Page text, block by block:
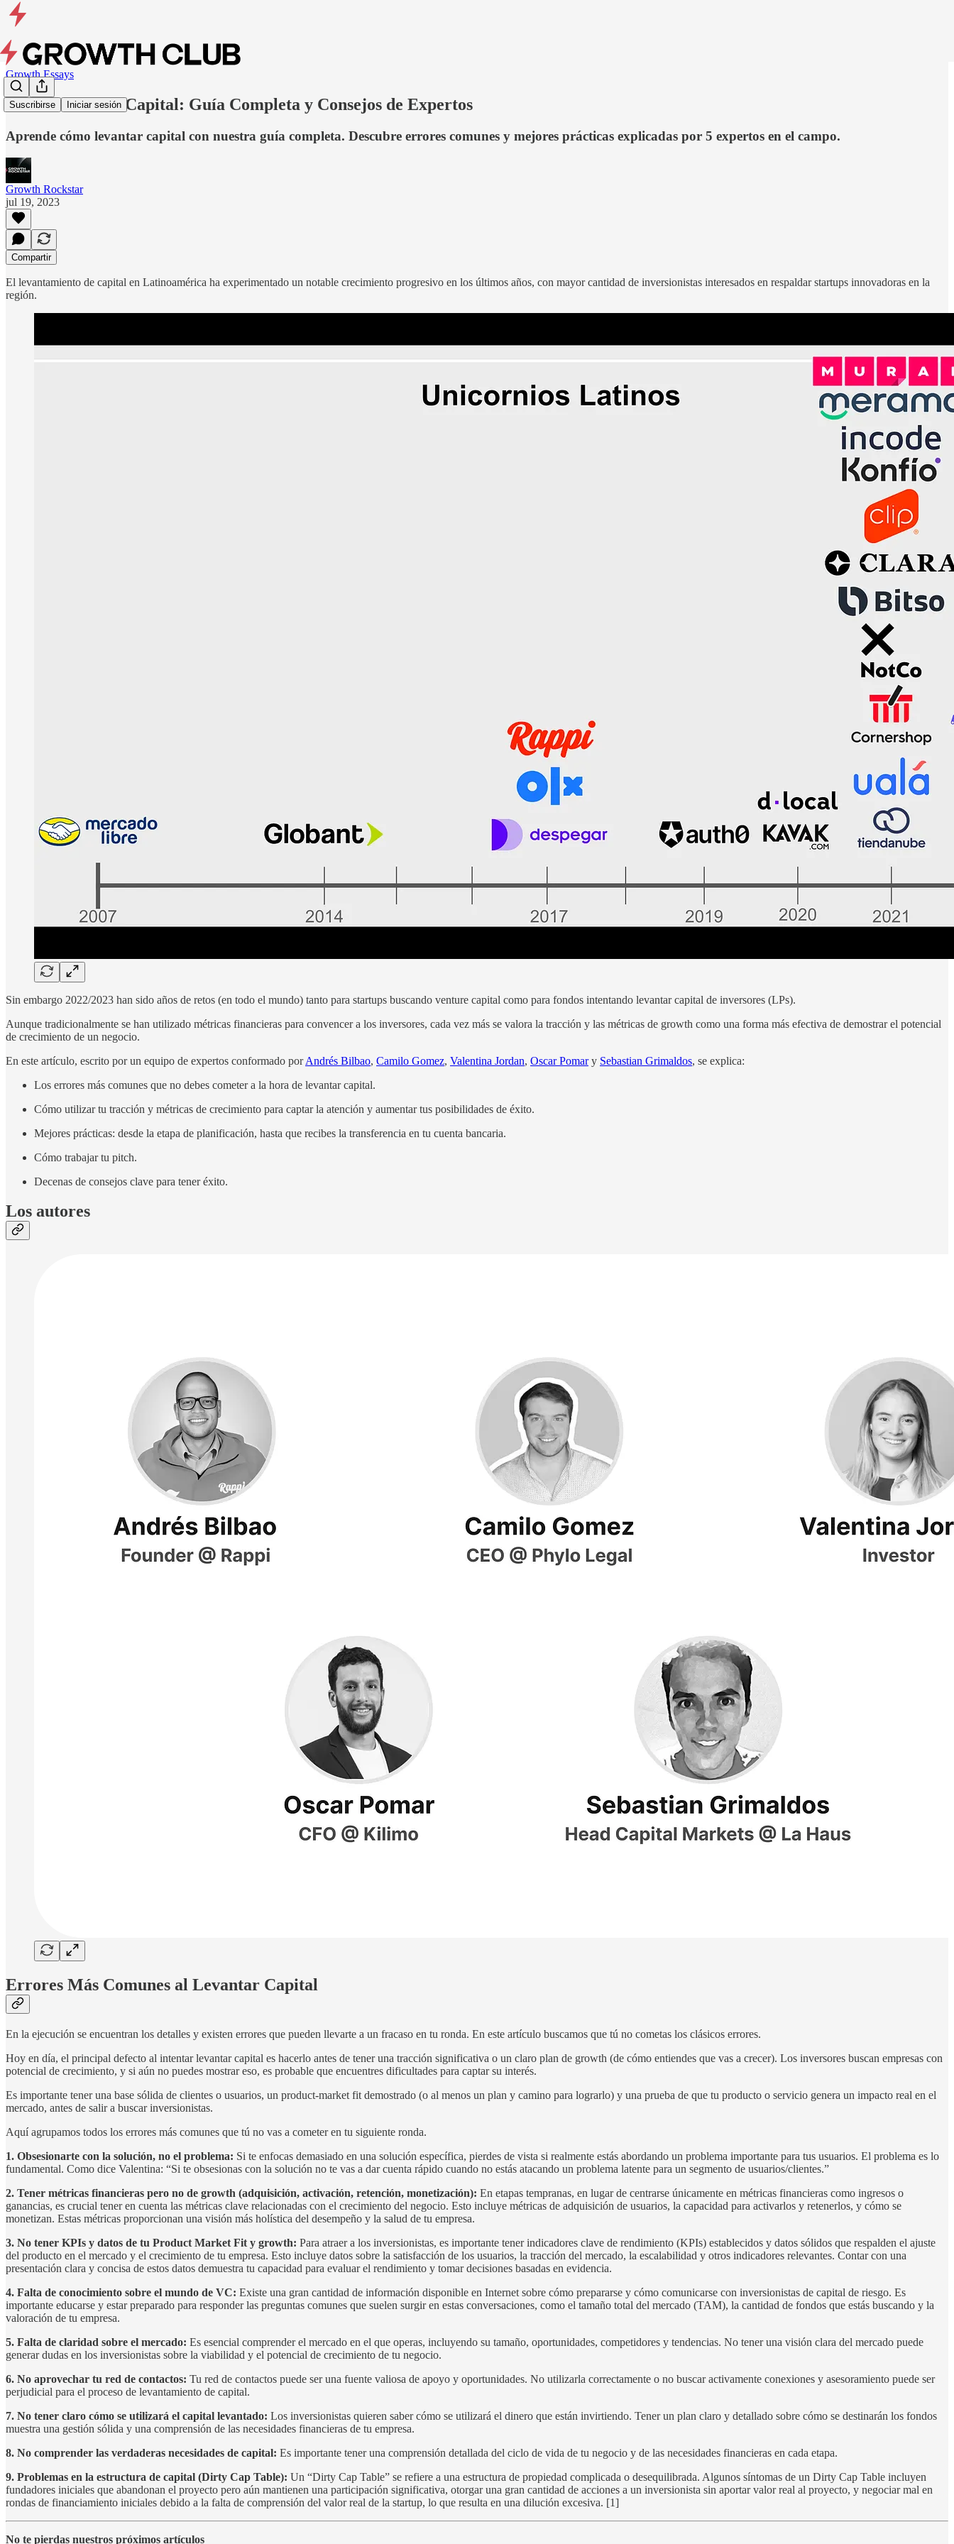
Suscribirse Iniciar sesión
Growth Essays
Cómo Levantar Capital: Guía Completa y Consejos de Expertos
Aprende cómo levantar capital con nuestra guía completa. Descubre errores comunes y mejores prácticas explicadas por 5 expertos en el campo.
Growth Rockstar
jul 19, 2023
Compartir
El levantamiento de capital en Latinoamérica ha experimentado un notable crecimiento progresivo en los últimos años, con mayor cantidad de inversionistas interesados en respaldar startups innovadoras en la
región.
Sin embargo 2022/2023 han sido años de retos (en todo el mundo) tanto para startups buscando venture capital como para fondos intentando levantar capital de inversores (LPs).
Aunque tradicionalmente se han utilizado métricas financieras para convencer a los inversores, cada vez más se valora la tracción y las métricas de growth como una forma más efectiva de demostrar el potencial
de crecimiento de un negocio.
En este artículo, escrito por un equipo de expertos conformado porAndrés Bilbao, Camilo Gomez, Valentina Jordan, Oscar Pomary Sebastian Grimaldos, se explica:
Los errores más comunes que no debes cometer a la hora de levantar capital.
Cómo utilizar tu tracción y métricas de crecimiento para captar la atención y aumentar tus posibilidades de éxito.
Mejores prácticas: desde la etapa de planificación, hasta que recibes la transferencia en tu cuenta bancaria.
Cómo trabajar tu pitch.
Decenas de consejos clave para tener éxito.
Los autores
Errores Más Comunes al Levantar Capital
En la ejecución se encuentran los detalles y existen errores que pueden llevarte a un fracaso en tu ronda. En este artículo buscamos que tú no cometas los clásicos errores.
Hoy en día, el principal defecto al intentar levantar capital es hacerlo antes de tener una tracción significativa o un claro plan de growth (de cómo entiendes que vas a crecer). Los inversores buscan empresas con
potencial de crecimiento, y si aún no puedes mostrar eso, es probable que encuentres dificultades para captar su interés.
Es importante tener una base sólida de clientes o usuarios, un product-market fit demostrado (o al menos un plan y camino para lograrlo) y una prueba de que tu producto o servicio genera un impacto real en el
mercado, antes de salir a buscar inversionistas.
Aquí agrupamos todos los errores más comunes que tú no vas a cometer en tu siguiente ronda.
1. Obsesionarte con la solución, no el problema: Si te enfocas demasiado en una solución específica, pierdes de vista si realmente estás abordando un problema importante para tus usuarios. El problema es lo
fundamental. Como dice Valentina: “Si te obsesionas con la solución no te vas a dar cuenta rápido cuando no estás atacando un problema latente para un segmento de usuarios/clientes.”
2. Tener métricas financieras pero no de growth (adquisición, activación, retención, monetización): En etapas tempranas, en lugar de centrarse únicamente en métricas financieras como ingresos o
ganancias, es crucial tener en cuenta las métricas clave relacionadas con el crecimiento del negocio. Esto incluye métricas de adquisición de usuarios, la capacidad para activarlos y retenerlos, y cómo se
monetizan. Estas métricas proporcionan una visión más holística del desempeño y la salud de tu empresa.
3. No tener KPIs y datos de tu Product Market Fit y growth: Para atraer a los inversionistas, es importante tener indicadores clave de rendimiento (KPIs) establecidos y datos sólidos que respalden el ajuste
del producto en el mercado y el crecimiento de tu empresa. Esto incluye datos sobre la satisfacción de los usuarios, la tracción del mercado, la escalabilidad y otros indicadores relevantes. Contar con una
presentación clara y concisa de estos datos demuestra tu capacidad para evaluar el rendimiento y tomar decisiones basadas en evidencia.
4. Falta de conocimiento sobre el mundo de VC: Existe una gran cantidad de información disponible en Internet sobre cómo prepararse y cómo comunicarse con inversionistas de capital de riesgo. Es
importante educarse y estar preparado para responder las preguntas comunes que suelen surgir en estas conversaciones, como el tamaño total del mercado (TAM), la cantidad de fondos que estás buscando y la
valoración de tu empresa.
5. Falta de claridad sobre el mercado: Es esencial comprender el mercado en el que operas, incluyendo su tamaño, oportunidades, competidores y tendencias. No tener una visión clara del mercado puede
generar dudas en los inversionistas sobre la viabilidad y el potencial de crecimiento de tu negocio.
6. No aprovechar tu red de contactos: Tu red de contactos puede ser una fuente valiosa de apoyo y oportunidades. No utilizarla correctamente o no buscar activamente conexiones y asesoramiento puede ser
perjudicial para el proceso de levantamiento de capital.
7. No tener claro cómo se utilizará el capital levantado: Los inversionistas quieren saber cómo se utilizará el dinero que están invirtiendo. Tener un plan claro y detallado sobre cómo se destinarán los fondos
muestra una gestión sólida y una comprensión de las necesidades financieras de tu empresa.
8. No comprender las verdaderas necesidades de capital: Es importante tener una comprensión detallada del ciclo de vida de tu negocio y de las necesidades financieras en cada etapa.
9. Problemas en la estructura de capital (Dirty Cap Table): Un “Dirty Cap Table” se refiere a una estructura de propiedad complicada o desequilibrada. Algunos síntomas de un Dirty Cap Table incluyen
fundadores iniciales que abandonan el proyecto pero aún mantienen una participación significativa, otorgar una gran cantidad de acciones a un inversionista sin aportar valor real al proyecto, y negociar mal en
rondas de financiamiento iniciales debido a la falta de comprensión del valor real de la startup, lo que resulta en una dilución excesiva. [1]
No te pierdas nuestros próximos artículos